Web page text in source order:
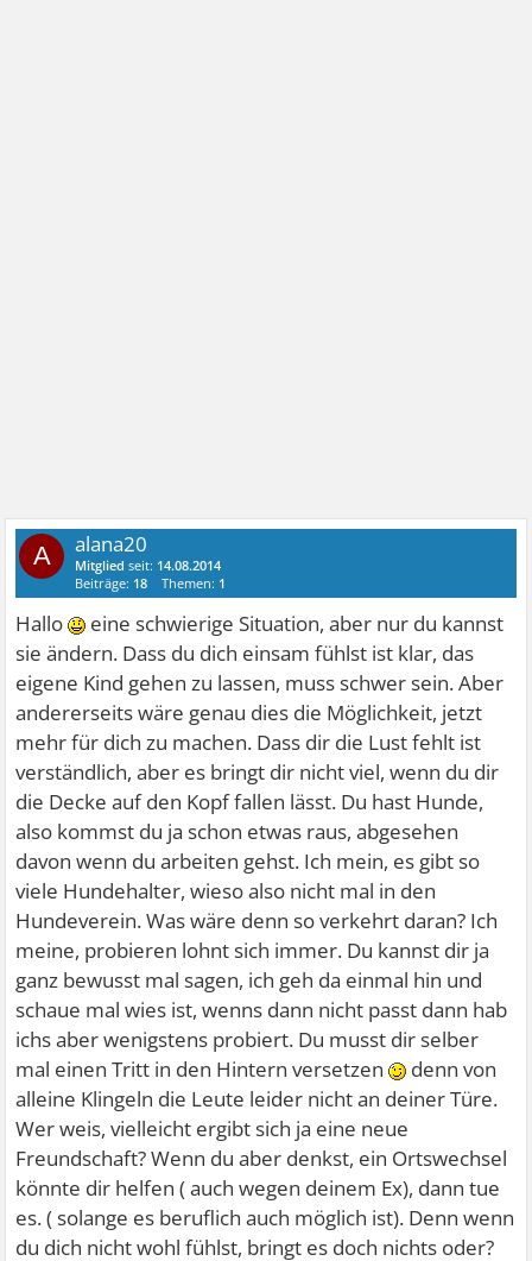
A alana20
Mitglied seit: 14.08.2014
Beiträge: 18 Themen: 1
Hallo
eine schwierige Situation, aber nur du kannst
sie ändern. Dass du dich einsam fühlst ist klar, das
eigene Kind gehen zu lassen, muss schwer sein. Aber
andererseits wäre genau dies die Möglichkeit, jetzt
mehr für dich zu machen. Dass dir die Lust fehlt ist
verständlich, aber es bringt dir nicht viel, wenn du dir
die Decke auf den Kopf fallen lässt. Du hast Hunde,
also kommst du ja schon etwas raus, abgesehen
davon wenn du arbeiten gehst. Ich mein, es gibt so
viele Hundehalter, wieso also nicht mal in den
Hundeverein. Was wäre denn so verkehrt daran? Ich
meine, probieren lohnt sich immer. Du kannst dir ja
ganz bewusst mal sagen, ich geh da einmal hin und
schaue mal wies ist, wenns dann nicht passt dann hab
ichs aber wenigstens probiert. Du musst dir selber
mal einen Tritt in den Hintern versetzen
denn von
alleine Klingeln die Leute leider nicht an deiner Türe.
Wer weis, vielleicht ergibt sich ja eine neue
Freundschaft? Wenn du aber denkst, ein Ortswechsel
könnte dir helfen ( auch wegen deinem Ex), dann tue
es. ( solange es beruflich auch möglich ist). Denn wenn
du dich nicht wohl fühlst, bringt es doch nichts oder?